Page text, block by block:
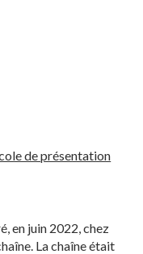
de présentation
en juin 2022, chez
La chaîne était